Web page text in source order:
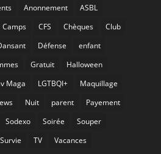
Anonnement
ASBL
Camps CFS Chèques
Club
Défense
enfant
Gratuit
Halloween
Maga LGTBQI+
Maquillage
Nuit parent
Payement
Sodexo Soirée
Souper
Survie TV Vacances